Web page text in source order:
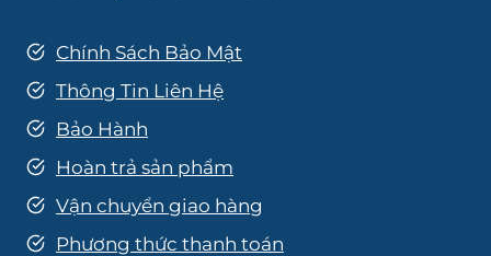
Chính Sách Bảo Mật
Thông Tin Liên Hệ
Bảo Hành
Hoàn trả sản phẩm
Vận chuyển giao hàng
Phương thức thanh toán